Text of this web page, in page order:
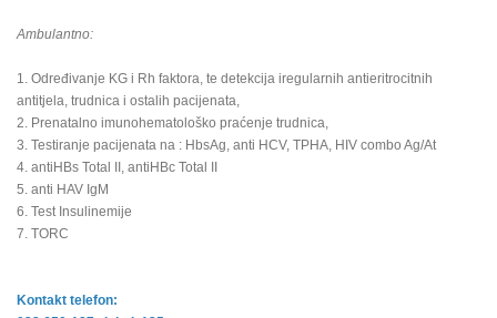
Ambulantno:
1. Određivanje KG i Rh faktora, te detekcija iregularnih antieritrocitnih
antitjela, trudnica i ostalih pacijenata,
2. Prenatalno imunohematološko praćenje trudnica,
3. Testiranje pacijenata na : HbsAg, anti HCV, TPHA, HIV combo Ag/At
4. antiHBs Total II, antiHBc Total II
5. anti HAV IgM
6. Test Insulinemije
7. TORC
Kontakt telefon: